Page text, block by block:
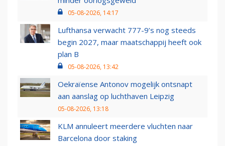
05-08-2026, 14:17
Lufthansa verwacht 777-9’s nog steeds
begin 2027, maar maatschappij heeft ook
plan B
05-08-2026, 13:42
Oekraïense Antonov mogelijk ontsnapt
aan aanslag op luchthaven Leipzig
05-08-2026, 13:18
KLM annuleert meerdere vluchten naar
Barcelona door staking